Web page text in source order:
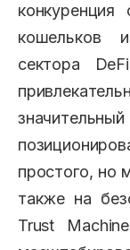
кошельков
сектора
простого, но
также на
Trust